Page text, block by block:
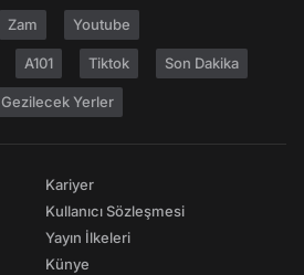
Zam Youtube
A101 Tiktok Son Dakika
Gezilecek Yerler
Kariyer
Kullanıcı Sözleşmesi
Yayın İlkeleri
Künye